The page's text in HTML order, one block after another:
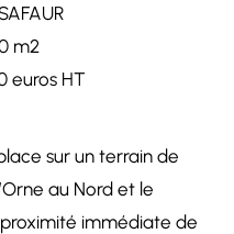
m2
euros HT
sur un terrain de
au Nord et le
immédiate de